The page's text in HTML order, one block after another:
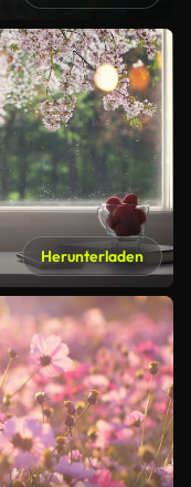
Herunterladen